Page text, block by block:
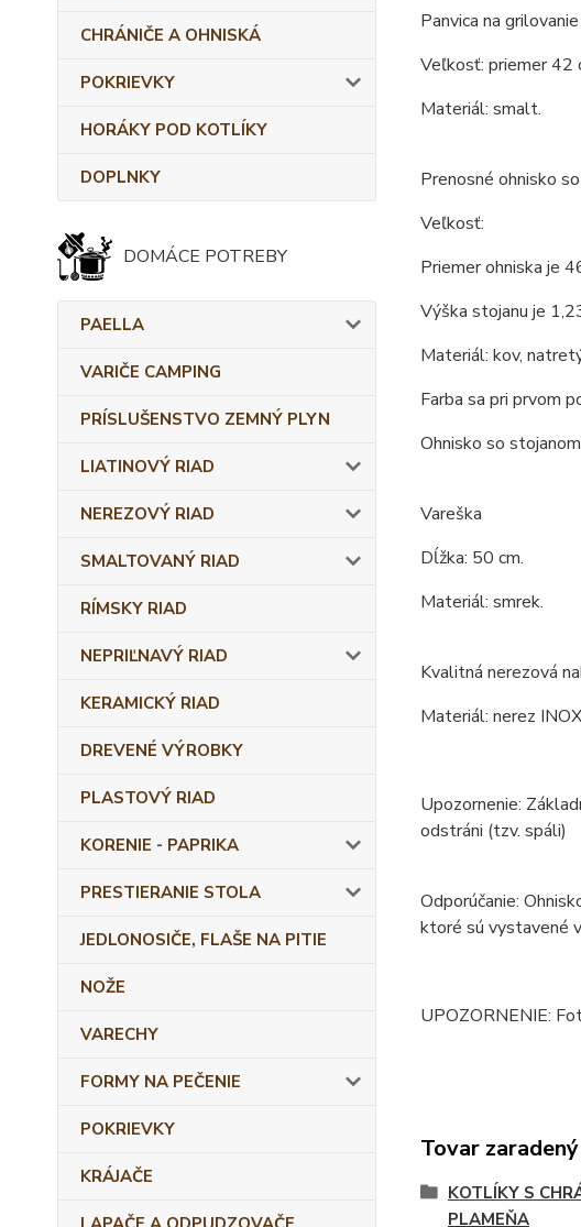
CHRÁNIČE A OHNISKÁ
POKRIEVKY
HORÁKY POD KOTLÍKY
DOPLNKY
DOMÁCE POTREBY
PAELLA
VARIČE CAMPING
PRÍSLUŠENSTVO ZEMNÝ PLYN
LIATINOVÝ RIAD
NEREZOVÝ RIAD
SMALTOVANÝ RIAD
RÍMSKY RIAD
NEPRIĽNAVÝ RIAD
KERAMICKÝ RIAD
DREVENÉ VÝROBKY
PLASTOVÝ RIAD
KORENIE - PAPRIKA
PRESTIERANIE STOLA
JEDLONOSIČE, FLAŠE NA PITIE
NOŽE
VARECHY
FORMY NA PEČENIE
POKRIEVKY
KRÁJAČE
Panvica na
Veľkosť: priemer 42
Materiál: smalt.
Prenosné ohnisko
Veľkosť:
Priemer ohniska je
Výška stojanu je
Materiál: kov,
Farba sa pri prvom
Ohnisko so
Vareška
Dĺžka: 50 cm.
Materiál: smrek.
Kvalitná nerezová
Materiál: nerez
Upozornenie:
odstráni (tzv. spáli)
Odporúčanie:
ktoré sú vystavené
UPOZORNENIE:
Tovar
KOTLÍKY S
PLAMEŇA